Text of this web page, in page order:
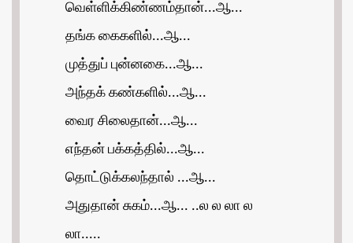
வெள்ளிக்கிண்ணம்தான்...ஆ...
தங்க கைகளில்...ஆ...
முத்துப் புன்னகை...ஆ...
அந்தக் கண்களில்...ஆ...
வைர சிலைதான்...ஆ...
எந்தன் பக்கத்தில்...ஆ...
தொட்டுக்கலந்தால் ...ஆ...
அதுதான் சுகம்...ஆ... ..ல ல லா ல
லா.....